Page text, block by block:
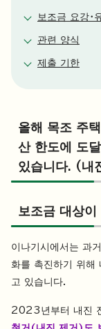
보조금 요강・
관련 양식
제출 기한
올해 목조 주
산 한도에 도
있습니다. (내
보조금 대상
이나기시에서는 과
화를 촉진하기 위해
고 있습니다.
2023년부터 내진